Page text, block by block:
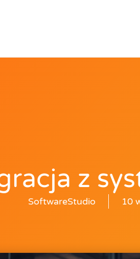
z
SoftwareStudio 10